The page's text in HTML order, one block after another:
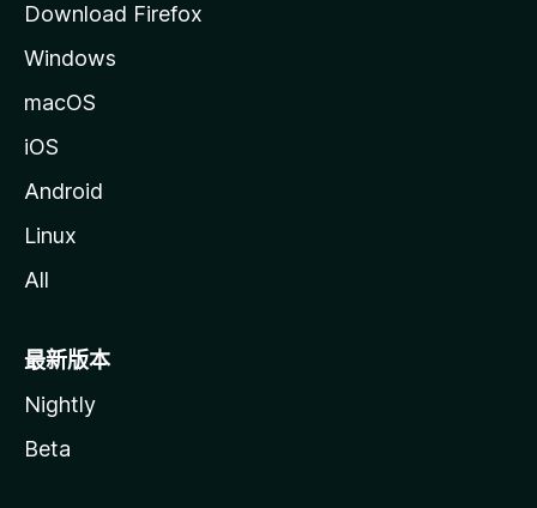
Download Firefox
Windows
macOS
iOS
Android
Linux
All
最新版本
Nightly
Beta